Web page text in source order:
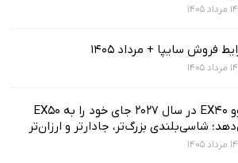
14 مرداد 1405
فروش سایپا + مرداد 1405
14 مرداد 1405
ولوو EX40 در سال ۲۰۲۷ جای خود را به EX50
شاسی‌بلندی بزرگ‌تر، جادارتر و ارزان‌تر
14 مرداد 1405